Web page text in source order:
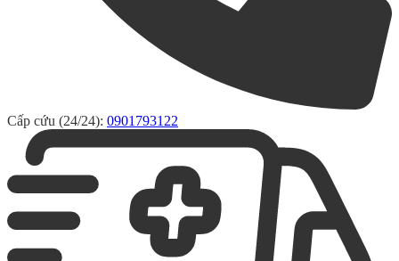
Cấp cứu (24/24): 0901793122